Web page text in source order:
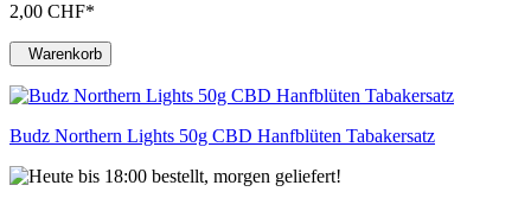
2,00 CHF*
Warenkorb
Budz Northern Lights 50g CBD Hanfblüten Tabakersatz